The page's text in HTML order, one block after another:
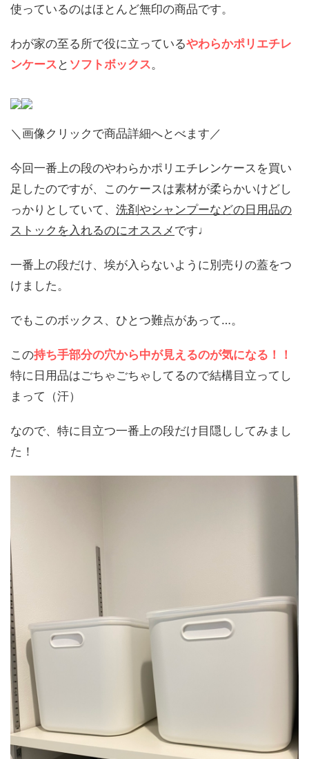
使っているのはほとんど無印の商品です。
わが家の至る所で役に立っているやわらかポリエチレ
ンケース と ソフトボックス。
＼画像クリックで商品詳細へとべます／
今回一番上の段のやわらかポリエチレンケースを買い
足したのですが、このケースは素材が柔らかいけどし
っかりとしていて、 洗剤やシャンプーなどの日用品の
ストックを入れるのにオススメ です♩
一番上の段だけ、埃が入らないように別売りの蓋をつ
けました。
でもこのボックス、ひとつ難点があって…。
この持ち手部分の穴から中が見えるのが気になる！！
特に日用品はごちゃごちゃしてるので結構目立ってし
まって（汗）
なので、特に目立つ一番上の段だけ目隠ししてみまし
た！